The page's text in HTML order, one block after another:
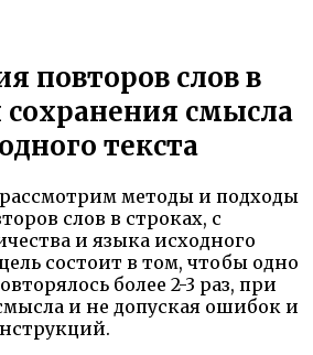
повторов слов в
сохранения смысла
текста
методы и подходы
слов в строках, с
и языка исходного
состоит в том, чтобы одно
более 2-3 раз, при
и не допуская ошибок и